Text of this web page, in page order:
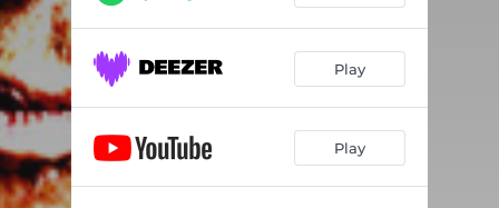
Play
Play